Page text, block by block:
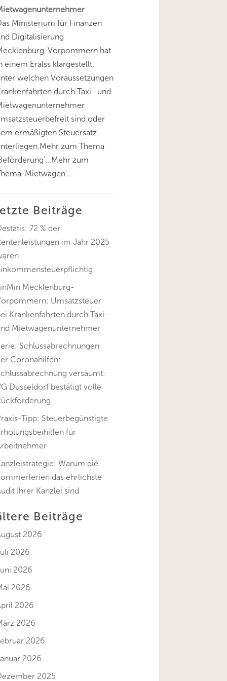
Ministerium für Finanzen
Digitalisierung
Vorpommern hat
einem Eralss klargestellt,
welchen Voraussetzungen
durch Taxi- und
sind oder
ermäßigten Steuersatz
zum Thema
zum
'Mietwagen'...
Beiträge
72 % der
im Jahr 2025
Mecklenburg-
Umsatzsteuer
Krankenfahrten durch Taxi-
Mietwagenunternehmer
Schlussabrechnungen
Coronahilfen:
versäumt:
Düsseldorf bestätigt volle
Tipp: Steuerbegünstigte
für
Warum die
das ehrlichste
Ihrer Kanzlei sind
Beiträge
2026
2026
2026
2026
2026
2026
2026
2026
2025